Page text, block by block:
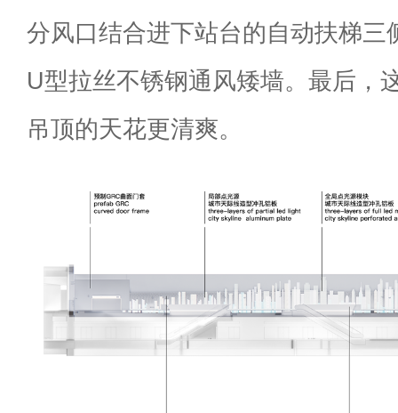
分风口结合进下站台的自动扶梯三
U型拉丝不锈钢通风矮墙。最后，
吊顶的天花更清爽。